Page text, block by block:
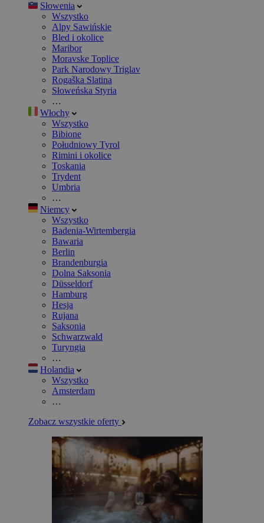
Słowenia
Wszystko
Alpy Sawińskie
Bled i okolice
Maribor
Moravske Toplice
Park Narodowy Triglav
Rogaška Slatina
Słoweńska Styria
…
Włochy
Wszystko
Bibione
Południowy Tyrol
Rimini i okolice
Toskania
Trydent
Umbria
…
Niemcy
Wszystko
Badenia-Wirtembergia
Bawaria
Berlin
Brandenburgia
Dolna Saksonia
Düsseldorf
Hamburg
Hesja
Rujana
Saksonia
Schwarzwald
Turyngia
…
Holandia
Wszystko
Amsterdam
…
Zobacz wszystkie oferty